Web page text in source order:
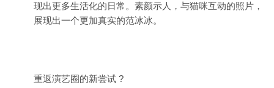
现出更多生活化的日常。素颜示人，与猫咪互动的照片，
展现出一个更加真实的范冰冰。
重返演艺圈的新尝试 ?